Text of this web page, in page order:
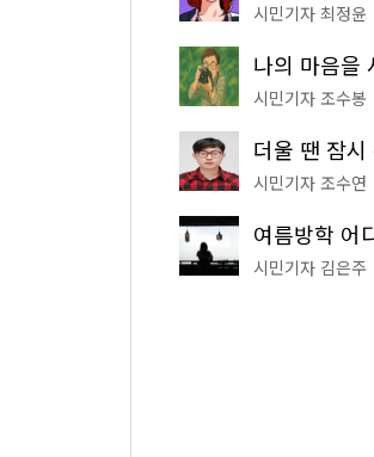
시민기자 최정윤
시민기자 조수봉
시민기자 조수연
시민기자 김은주